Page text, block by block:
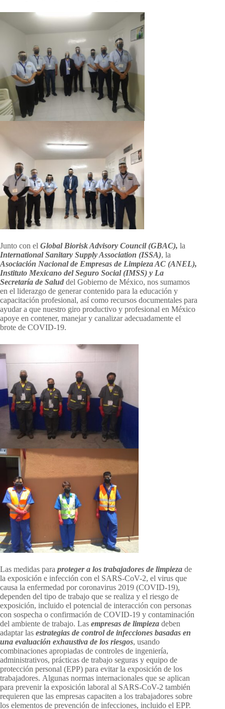
Junto con el Global Biorisk Advisory Council (GBAC), la
International Sanitary Supply Association (ISSA), la
Asociación Nacional de Empresas de Limpieza AC (ANEL),
Instituto Mexicano del Seguro Social (IMSS) y La
Secretaría de Salud del Gobierno de México, nos sumamos
en el liderazgo de generar contenido para la educación y
capacitación profesional, así como recursos documentales para
ayudar a que nuestro giro productivo y profesional en México
apoye en contener, manejar y canalizar adecuadamente el
brote de COVID-19.
Las medidas para proteger a los trabajadores de limpieza de
la exposición e infección con el SARS-CoV-2, el virus que
causa la enfermedad por coronavirus 2019 (COVID-19),
dependen del tipo de trabajo que se realiza y el riesgo de
exposición, incluido el potencial de interacción con personas
con sospecha o confirmación de COVID-19 y contaminación
del ambiente de trabajo. Las empresas de limpieza deben
adaptar las estrategias de control de infecciones basadas en
una evaluación exhaustiva de los riesgos, usando
combinaciones apropiadas de controles de ingeniería,
administrativos, prácticas de trabajo seguras y equipo de
protección personal (EPP) para evitar la exposición de los
trabajadores. Algunas normas internacionales que se aplican
para prevenir la exposición laboral al SARS-CoV-2 también
requieren que las empresas capaciten a los trabajadores sobre
los elementos de prevención de infecciones, incluido el EPP.